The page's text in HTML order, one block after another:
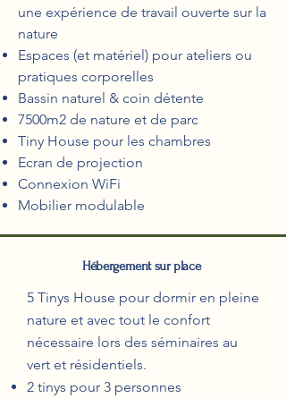
une expérience de travail ouverte sur la
nature
Espaces (et matériel) pour ateliers ou
pratiques corporelles
Bassin naturel & coin détente
7500m2 de nature et de parc
Tiny House pour les chambres
Ecran de projection
Connexion WiFi
Mobilier modulable
Hébergement sur place
5 Tinys House pour dormir en pleine
nature et avec tout le confort
nécessaire lors des séminaires au
vert et résidentiels.
2 tinys pour 3 personnes